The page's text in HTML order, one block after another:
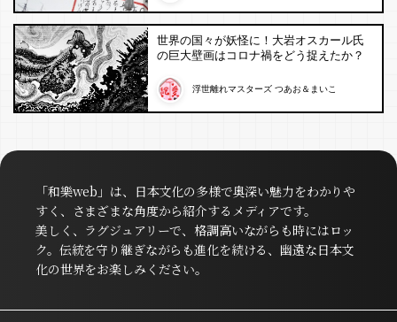
世界の国々が妖怪に！大岩オスカール氏
の巨大壁画はコロナ禍をどう捉えたか？
浮世離れマスターズ つあお＆まいこ
「和樂web」は、日本文化の多様で奥深い魅力をわかりや
すく、さまざまな角度から紹介するメディアです。
美しく、ラグジュアリーで、格調高いながらも時にはロッ
ク。伝統を守り継ぎながらも進化を続ける、幽遠な日本文
化の世界をお楽しみください。